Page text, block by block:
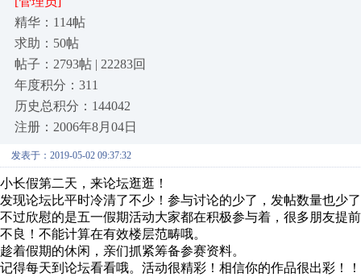
精华：114帖
求助：50帖
帖子：2793帖 | 22283回
年度积分：311
历史总积分：144042
注册：2006年8月04日
发表于：2019-05-02 09:37:32
小长假第二天，来论坛逛逛！
发现论坛比平时冷清了不少！参与讨论的少了，发帖数量也少
不过欣慰的是五一假期活动大家都在积极参与着，很多朋友提
不良！不能计算在有效楼层范畴哦。
趁着假期的休闲，亲们抓紧筹备参赛资料。
记得每天到论坛看看哦。活动很精彩！相信你的作品很出彩！